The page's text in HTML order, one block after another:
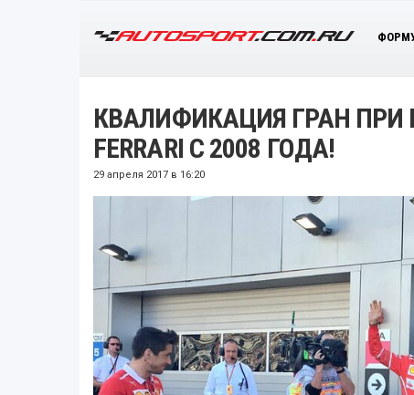
КВАЛИФИКАЦИЯ ГРАН
FERRARI С 2008 ГОДА!
29 апреля 2017 в 16:20